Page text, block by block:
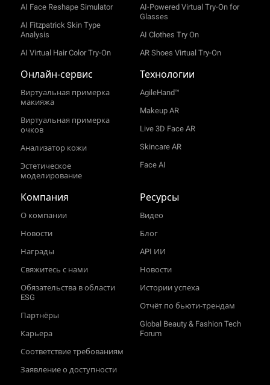
AI Face Reshape Simulator
AI Fitzpatrick Skin Type
Analysis
AI Virtual Hair Color Try-On
AI-Powered Virtual Try-On for
Glasses
AI Clothes Try On
AR Shoes Virtual Try-On
Онлайн‑сервис
Виртуальная примерка
макияжа
Виртуальная примерка
очков
Анализатор кожи
Эстетическое
моделирование
Технологии
AgileHand™
Makeup AR
Live 3D Face AR
Skincare AR
Face AI
Компания
О компании
Новости
Награды
Свяжитесь с нами
Обязательства в области
ESG
Партнёры
Карьера
Соответствие требованиям
Заявление о доступности
Ресурсы
Видео
Блог
API ИИ
Новости
Истории успеха
Отчёт по бьюти‑трендам
Global Beauty & Fashion Tech
Forum